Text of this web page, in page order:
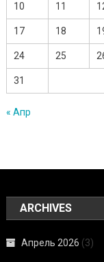
10 11
17 18
24 25
31
« Апр
ARCHIVES
Апрель 2026 (3)